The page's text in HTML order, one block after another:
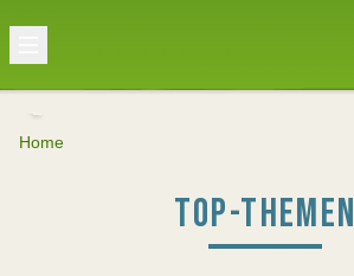
Home
TOP-THEMEN